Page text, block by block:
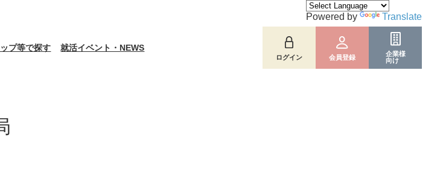
プ等で探す 就活イベント・NEWS
ログイン 会員登録
企業様
向け
Powered by Translate